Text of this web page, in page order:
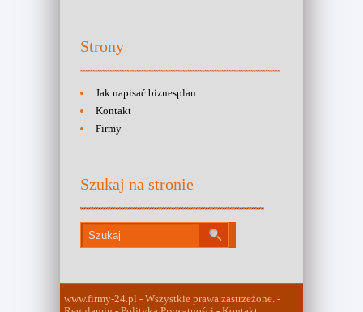
Strony
Jak napisać biznesplan
Kontakt
Firmy
Szukaj na stronie
www.firmy-24.pl - Wszystkie prawa zastrzeżone. -